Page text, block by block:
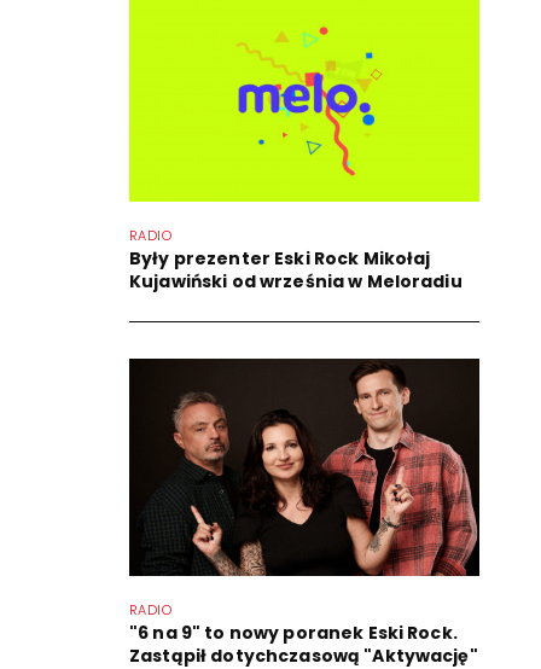
RADIO
Były prezenter Eski Rock Mikołaj
Kujawiński od września w Meloradiu
RADIO
"6 na 9" to nowy poranek Eski Rock.
Zastąpił dotychczasową "Aktywację"